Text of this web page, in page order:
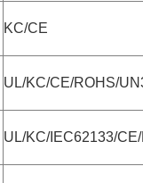
KC/CE
UL/KC/CE/ROHS/
UL/KC/IEC62133/